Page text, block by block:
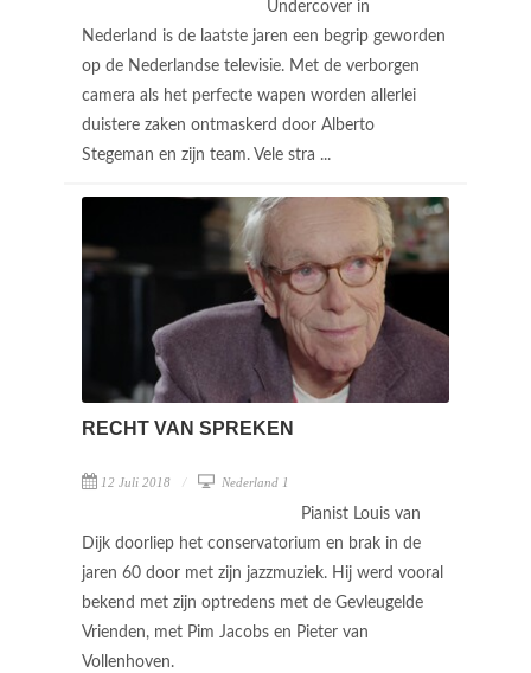
Undercover in
Nederland is de laatste jaren een begrip geworden
op de Nederlandse televisie. Met de verborgen
camera als het perfecte wapen worden allerlei
duistere zaken ontmaskerd door Alberto
Stegeman en zijn team. Vele stra ...
RECHT VAN SPREKEN
12 Juli 2018 Nederland 1
Pianist Louis van
Dijk doorliep het conservatorium en brak in de
jaren 60 door met zijn jazzmuziek. Hij werd vooral
bekend met zijn optredens met de Gevleugelde
Vrienden, met Pim Jacobs en Pieter van
Vollenhoven.